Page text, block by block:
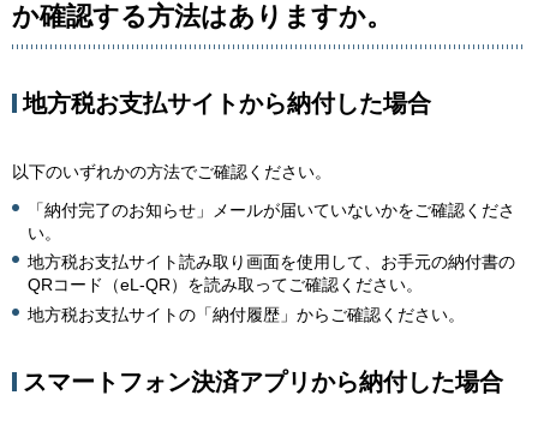
か確認する方法はありますか。
地方税お支払サイトから納付した場合
以下のいずれかの方法でご確認ください。
「納付完了のお知らせ」メールが届いていないかをご確認くださ
い。
地方税お支払サイト読み取り画面を使用して、お手元の納付書の
QRコード（eL-QR）を読み取ってご確認ください。
地方税お支払サイトの「納付履歴」からご確認ください。
スマートフォン決済アプリから納付した場合